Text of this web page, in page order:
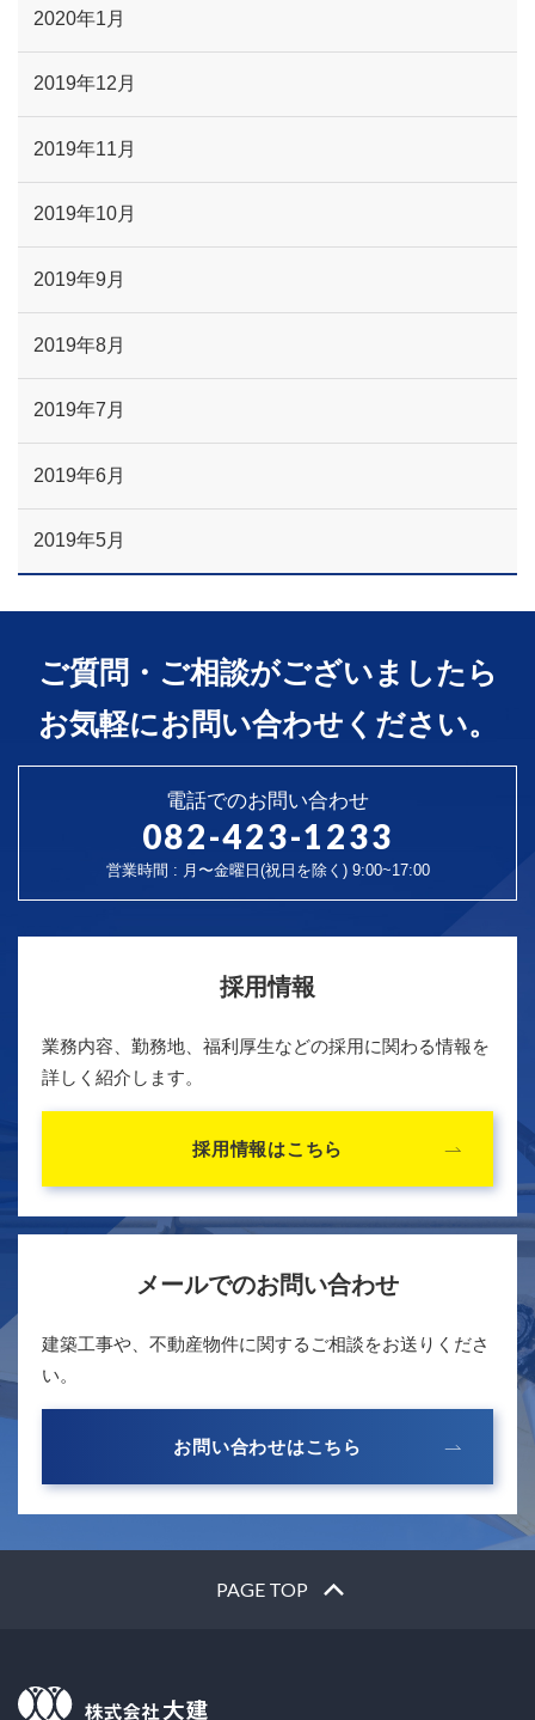
2020年1月
2019年12月
2019年11月
2019年10月
2019年9月
2019年8月
2019年7月
2019年6月
2019年5月
ご質問・ご相談がございましたら
お気軽にお問い合わせください。
電話でのお問い合わせ
082-423-1233
営業時間 : 月〜金曜日(祝日を除く) 9:00~17:00
採用情報
業務内容、勤務地、福利厚生などの採用に関わる情報を
詳しく紹介します。
採用情報はこちら
メールでのお問い合わせ
建築工事や、不動産物件に関するご相談をお送りくださ
い。
お問い合わせはこちら
PAGE TOP